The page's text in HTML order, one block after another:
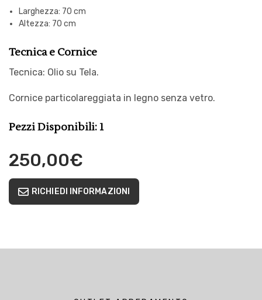
Larghezza: 70 cm
Altezza: 70 cm
Tecnica e Cornice
Tecnica: Olio su Tela.
Cornice particolareggiata in legno senza vetro.
Pezzi Disponibili: 1
250,00€
RICHIEDI INFORMAZIONI